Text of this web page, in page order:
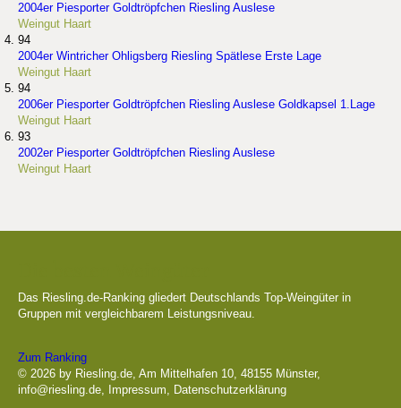
2004er Piesporter Goldtröpfchen Riesling Auslese
Weingut Haart
94
2004er Wintricher Ohligsberg Riesling Spätlese Erste Lage
Weingut Haart
94
2006er Piesporter Goldtröpfchen Riesling Auslese Goldkapsel 1.Lage
Weingut Haart
93
2002er Piesporter Goldtröpfchen Riesling Auslese
Weingut Haart
Das Riesling.de-Ranking gliedert Deutschlands Top-Weingüter in
Gruppen mit vergleichbarem Leistungsniveau.
Zum Ranking
© 2026 by Riesling.de, Am Mittelhafen 10, 48155 Münster,
info@riesling.de, Impressum, Datenschutzerklärung